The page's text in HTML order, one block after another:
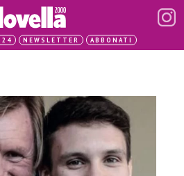
24 NEWSLETTER ABBONATI